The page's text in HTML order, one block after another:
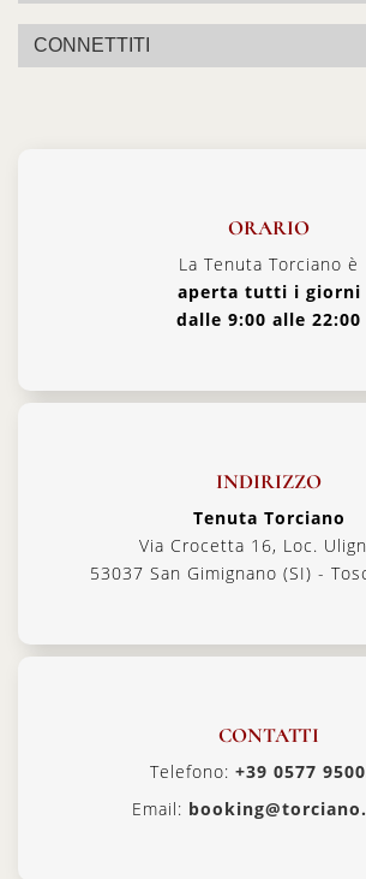
Annata: Barolo Torciano Vintage
Vino Rosso Fermo
Temperatura di servizio:18–20 °C
Paese:Italia, Piemonte
CONNETTITI
ORARIO
La Tenuta Torciano è
aperta tutti i giorni
dalle 9:00 alle 22:00
INDIRIZZO
Tenuta Torciano
Via Crocetta 16, Loc.
53037 San Gimignano (SI) -
CONTATTI
Telefono: +39 0577
Email: